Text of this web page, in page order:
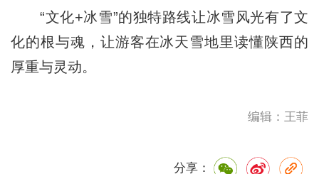
“文化+冰雪”的独特路线让冰雪风光有了文
化的根与魂，让游客在冰天雪地里读懂陕西的
厚重与灵动。
编辑：王菲
分享：